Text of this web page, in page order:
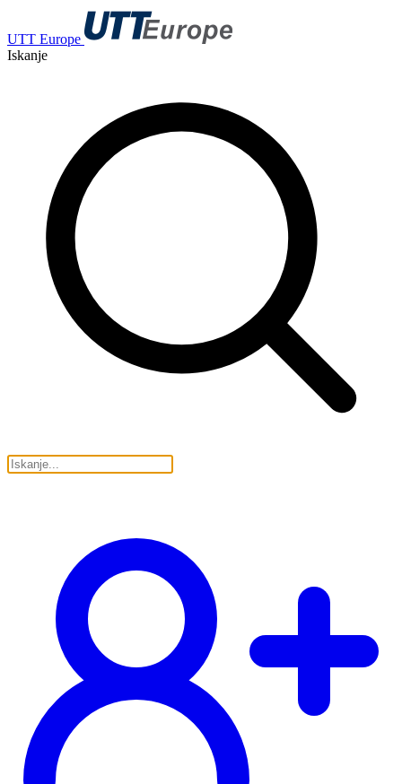
UTT Europe
Iskanje